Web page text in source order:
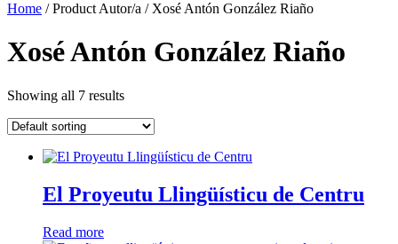
Home / Product Autor/a / Xosé Antón González Riaño
Xosé Antón González Riaño
Showing all 7 results
El Proyeutu Llingüísticu de Centru
Read more